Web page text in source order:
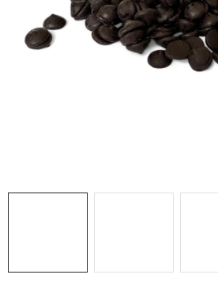
ZDRAVÉ PEČENÍ
NOVÉ ZBOŽÍ
Nepřevzetí zásilky na dobírku